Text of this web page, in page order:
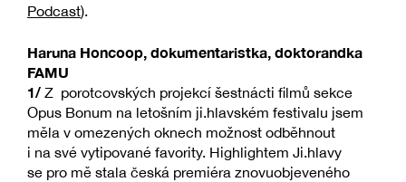
Podcast).
Haruna Honcoop, dokumentaristka, doktorandka
FAMU
1/ Z porotcovských projekcí šestnácti filmů sekce
Opus Bonum na letošním ji.hlavském festivalu jsem
měla v omezených oknech možnost odběhnout
i na své vytipované favority. Highlightem Ji.hlavy
se pro mě stala česká premiéra znovuobjeveného